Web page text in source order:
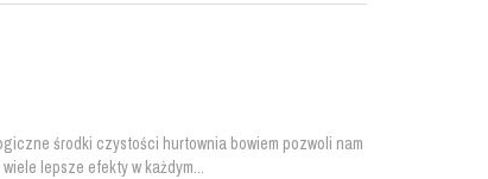
środki czystości hurtownia bowiem pozwoli nam
lepsze efekty w każdym...